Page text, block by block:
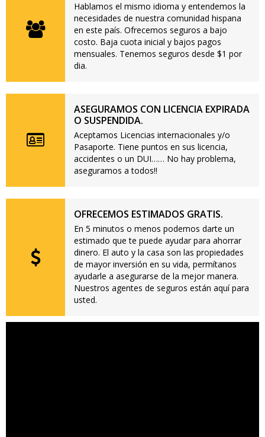
Hablamos el mismo idioma y entendemos la
necesidades de nuestra comunidad hispana
en este país. Ofrecemos seguros a bajo
costo. Baja cuota inicial y bajos pagos
mensuales. Tenemos seguros desde $1 por
dia.
ASEGURAMOS CON LICENCIA EXPIRADA
O SUSPENDIDA.
Aceptamos Licencias internacionales y/o
Pasaporte. Tiene puntos en sus licencia,
accidentes o un DUI…… No hay problema,
aseguramos a todos!!
OFRECEMOS ESTIMADOS GRATIS.
En 5 minutos o menos podemos darte un
estimado que te puede ayudar para ahorrar
dinero. El auto y la casa son las propiedades
de mayor inversión en su vida, permítanos
ayudarle a asegurarse de la mejor manera.
Nuestros agentes de seguros están aquí para
usted.